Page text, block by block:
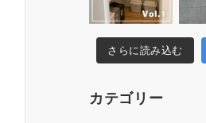
さらに読み込む
カテゴリー